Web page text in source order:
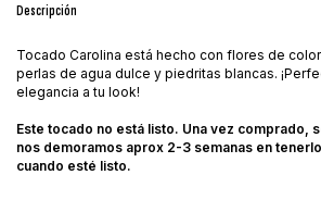
Descripción
Tocado Carolina está hecho con flores de
perlas de agua dulce y piedritas blancas.
elegancia a tu look!
Este tocado no está listo. Una vez comprado,
nos demoramos aprox 2-3 semanas en
cuando esté listo.